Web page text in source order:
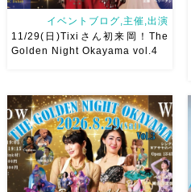
2026/11/29(日)Tixiさん初来
岡！The Golden Night
Okayama vol.4 本日8/1よりお
申し込みスタートです
【
Show 】 Guest DancerTixi
[…]
イベントブログ,主催,出演
11/29(日)Tixiさん初来岡！The
Golden Night Okayama vol.4